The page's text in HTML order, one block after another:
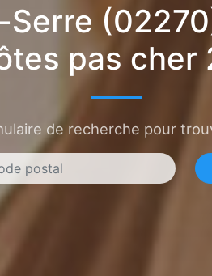
pas cher
de recherche pour